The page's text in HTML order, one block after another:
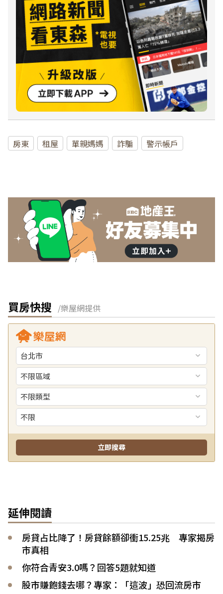
房東 租屋 單親媽媽 詐騙 警示帳戶
買房快搜 /樂屋網提供
延伸閱讀
房貸占比降了！房貸餘額卻衝15.25兆 專家揭房
市真相
你符合青安3.0嗎？回答5題就知道
股市賺飽錢去哪？專家：「這波」恐回流房市